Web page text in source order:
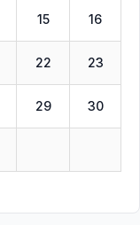
15 16
22 23
29 30